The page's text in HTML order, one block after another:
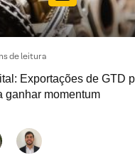
de leitura
Exportações de GTD
ganhar momentum